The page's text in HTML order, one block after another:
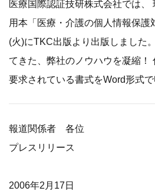
医療国際認証技研株式会社では、
用本「医療・介護の個人情報保護
(火)にTKC出版より出版しました
てきた、弊社のノウハウを凝縮！
要求されている書式をWord形式で
報道関係者 各位
プレスリリース
2006年2月17日